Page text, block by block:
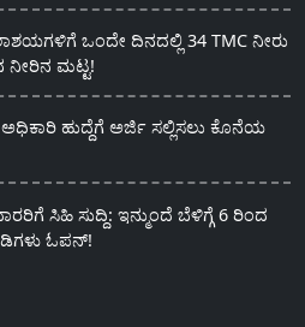
ಒಂದೇ ದಿನದಲ್ಲಿ 34 TMC ನೀರು
ನೀರಿನ ಮಟ್ಟ!
ಹುದ್ದೆಗೆ ಅರ್ಜಿ ಸಲ್ಲಿಸಲು ಕೊನೆಯ
ಸಿಹಿ ಸುದ್ದಿ: ಇನ್ಮುಂದೆ ಬೆಳಿಗ್ಗೆ 6 ರಿಂದ
ಓಪನ್!